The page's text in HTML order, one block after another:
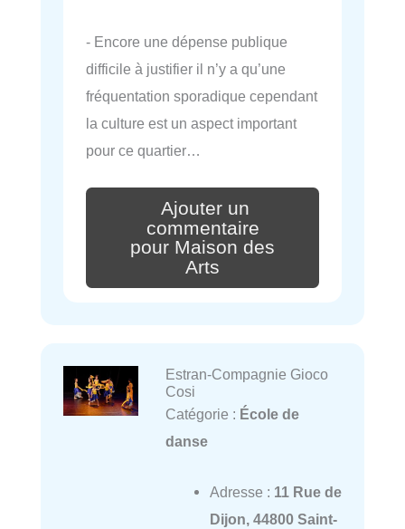
- Encore une dépense publique
difficile à justifier il n’y a qu’une
fréquentation sporadique cependant
la culture est un aspect important
pour ce quartier…
Ajouter un
commentaire
pour Maison des
Arts
Estran-Compagnie Gioco
Cosi
Catégorie : École de
danse
Adresse : 11 Rue de
Dijon, 44800 Saint-